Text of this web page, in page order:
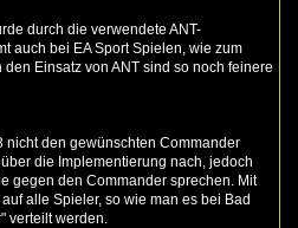
durch die verwendete ANT-
auch bei EA Sport Spielen, wie zum
den Einsatz von ANT sind so noch feinere
nicht den gewünschten Commander
die Implementierung nach, jedoch
gegen den Commander sprechen. Mit
alle Spieler, so wie man es bei Bad
verteilt werden.